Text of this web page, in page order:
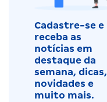
Cadastre-se e
receba as
notícias em
destaque da
semana, dicas,
novidades e
muito mais.